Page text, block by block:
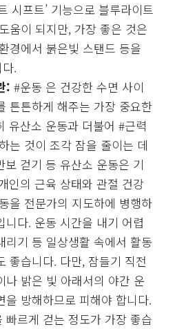
시프트’ 기능으로 블루라이트
움이 되지만, 가장 좋은 것은
경에서 붉은빛 스탠드 등을
.
: #운동 은 건강한 수면 사이
튼튼하게 해주는 가장 중요한
유산소 운동과 더불어 #근력
는 것이 조각 잠을 줄이는 데
보 걷기 등 유산소 운동은 기
인의 근육 상태와 관절 건강
을 전문가의 지도하에 병행하
니다. 운동 시간을 내기 어렵
리기 등 일상생활 속에서 활동
좋습니다. 다만, 잠들기 직전
나 밝은 빛 아래서의 야간 운
을 방해하므로 피해야 합니다.
빠르게 걷는 정도가 가장 좋습